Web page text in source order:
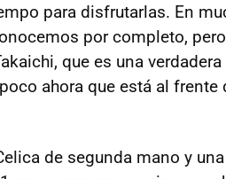
para disfrutarlas. En
por completo,
que es una
ahora que está al frente
de segunda mano y